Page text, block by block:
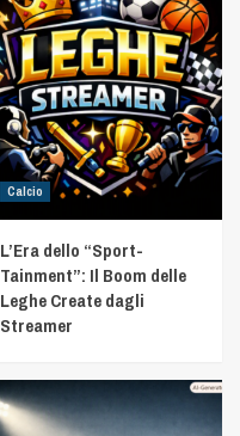
Calcio
L’Era dello “Sport-
Tainment”: Il Boom delle
Leghe Create dagli
Streamer